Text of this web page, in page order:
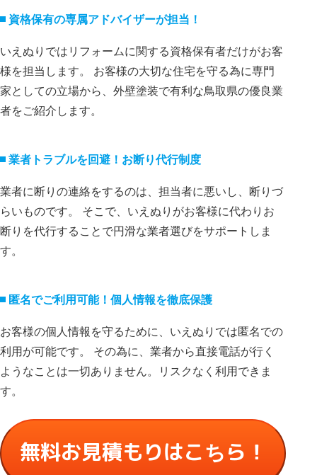
資格保有の専属アドバイザーが担当！
いえぬりではリフォームに関する資格保有者だけがお客
様を担当します。 お客様の大切な住宅を守る為に専門
家としての立場から、外壁塗装で有利な鳥取県の優良業
者をご紹介します。
業者トラブルを回避！お断り代⾏制度
業者に断りの連絡をするのは、担当者に悪いし、断りづ
らいものです。 そこで、いえぬりがお客様に代わりお
断りを代⾏することで円滑な業者選びをサポートしま
す。
匿名でご利⽤可能！個⼈情報を徹底保護
お客様の個⼈情報を守るために、いえぬりでは匿名での
利⽤が可能です。 その為に、業者から直接電話が⾏く
ようなことは⼀切ありません。リスクなく利⽤できま
す。
無料お見積もりはこちら！